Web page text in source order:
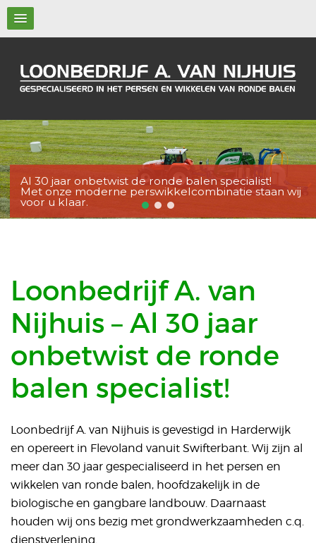
Al 30 jaar onbetwist de ronde balen specialist!
Met onze moderne perswikkelcombinatie staan wij
voor u klaar.
Loonbedrijf A. van
Nijhuis – Al 30 jaar
onbetwist de ronde
balen specialist!
Loonbedrijf A. van Nijhuis is gevestigd in Harderwijk
en opereert in Flevoland vanuit Swifterbant. Wij zijn al
meer dan 30 jaar gespecialiseerd in het persen en
wikkelen van ronde balen, hoofdzakelijk in de
biologische en gangbare landbouw. Daarnaast
houden wij ons bezig met grondwerkzaamheden c.q.
dienstverlening.